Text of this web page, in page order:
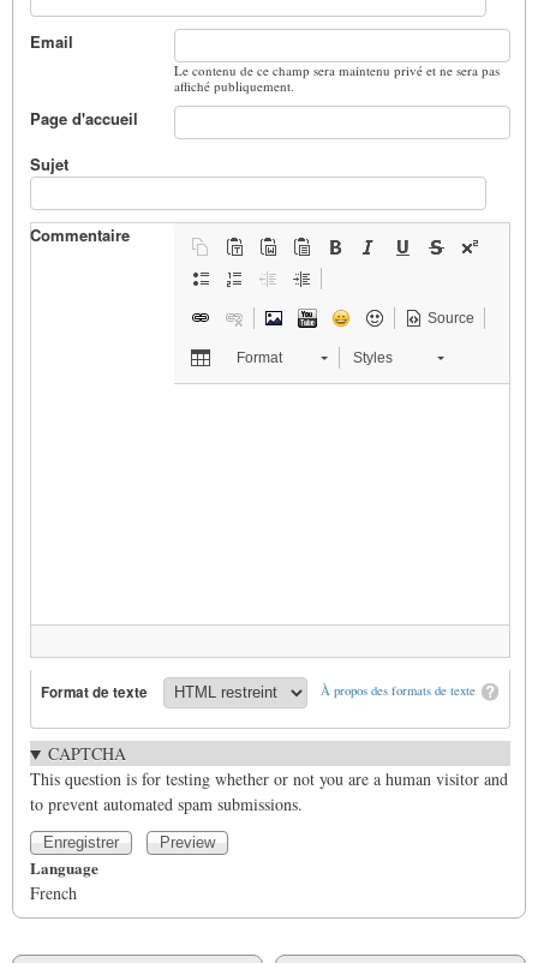
Email
Le contenu de ce champ sera maintenu privé et ne sera pas
affiché publiquement.
Page d'accueil
Sujet
Commentaire
Source
Format Styles
À propos des formats de texte
Format de texte
CAPTCHA
This question is for testing whether or not you are a human visitor and
to prevent automated spam submissions.
Language
French